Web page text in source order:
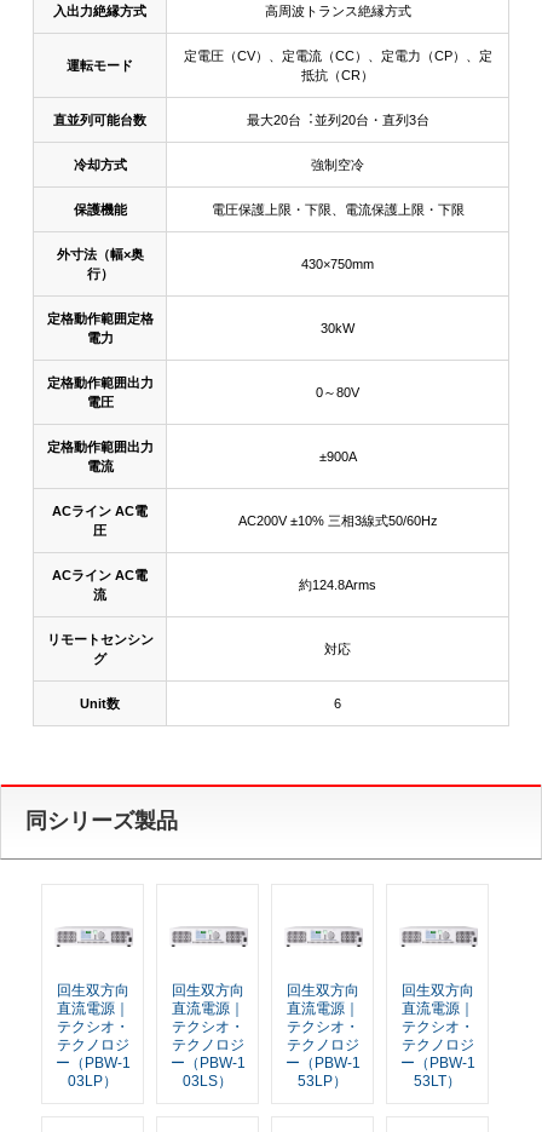
入出力絶縁方式 高周波トランス絶縁方式
運転モード
定電圧（CV）、定電流（CC）、定電力（CP）、定
抵抗（CR）
直並列可能台数 最大20台︓並列20台・直列3台
冷却方式 強制空冷
保護機能 電圧保護上限・下限、電流保護上限・下限
外寸法（幅×奥
行）
430×750mm
定格動作範囲定格
電力
30kW
定格動作範囲出力
電圧
0～80V
定格動作範囲出力
電流
±900A
ACライン AC電
圧
AC200V ±10% 三相3線式50/60Hz
ACライン AC電
流
約124.8Arms
リモートセンシン
グ
対応
Unit数 6
同シリーズ製品
回生双方向
直流電源｜
テクシオ・
テクノロジ
ー（PBW-1
03LP）
回生双方向
直流電源｜
テクシオ・
テクノロジ
ー（PBW-1
03LS）
回生双方向
直流電源｜
テクシオ・
テクノロジ
ー（PBW-1
53LP）
回生双方向
直流電源｜
テクシオ・
テクノロジ
ー（PBW-1
53LT）